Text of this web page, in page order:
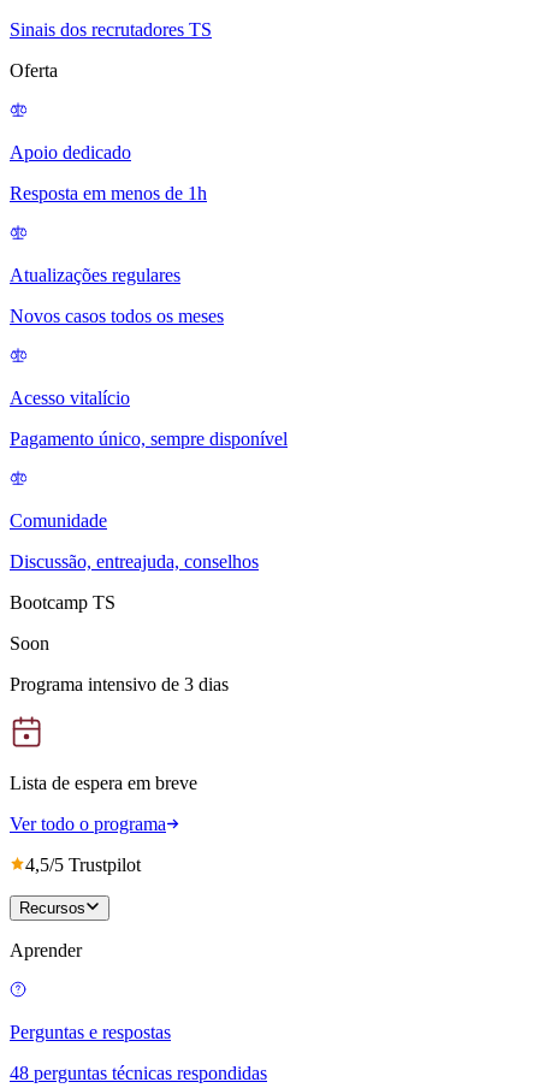
Sinais dos recrutadores TS
Oferta
Apoio dedicado
Resposta em menos de 1h
Atualizações regulares
Novos casos todos os meses
Acesso vitalício
Pagamento único, sempre disponível
Comunidade
Discussão, entreajuda, conselhos
Bootcamp TS
Soon
Programa intensivo de 3 dias
Lista de espera em breve
Ver todo o programa
4,5/5 Trustpilot
Recursos
Aprender
Perguntas e respostas
48 perguntas técnicas respondidas